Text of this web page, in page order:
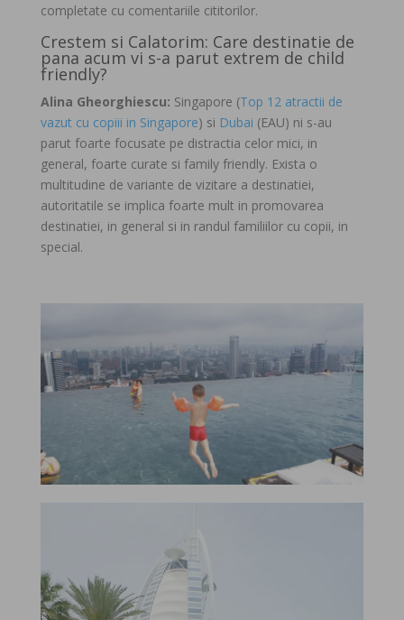
completate cu comentariile cititorilor.
Crestem si Calatorim: Care destinatie de
pana acum vi s-a parut extrem de child
friendly?
Alina Gheorghiescu: Singapore (Top 12 atractii de
vazut cu copiii in Singapore) si Dubai (EAU) ni s-au
parut foarte focusate pe distractia celor mici, in
general, foarte curate si family friendly. Exista o
multitudine de variante de vizitare a destinatiei,
autoritatile se implica foarte mult in promovarea
destinatiei, in general si in randul familiilor cu copii, in
special.